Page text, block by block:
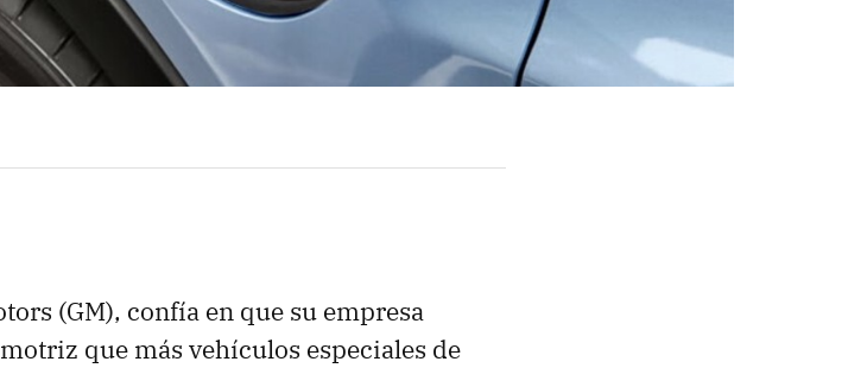
(GM), confía en que su empresa
que más vehículos especiales de